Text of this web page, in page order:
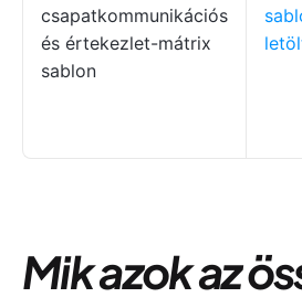
csapatkommunikációs
és értekezlet-mátrix
sablon
Mik azok az